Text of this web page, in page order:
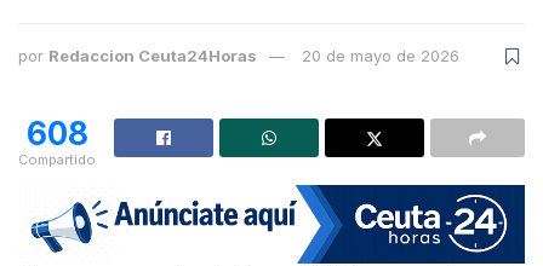
por Redaccion Ceuta24Horas 20 de mayo de 2026
608
Compartido